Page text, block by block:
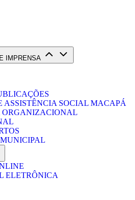
IMPRENSA
ASSISTÊNCIA SOCIAL MACAPÁ
ORGANIZACIONAL
ELETRÔNICA